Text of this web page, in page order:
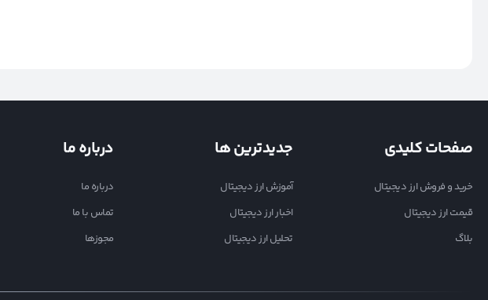
صفحات کلیدی
خرید و فروش ارز دیجیتال
قیمت ارز دیجیتال
بلاگ
جدیدترین ها
آموزش ارز دیجیتال
اخبار ارز دیجیتال
تحلیل ارز دیجیتال
درباره ما
درباره ما
تماس با ما
مجوزها